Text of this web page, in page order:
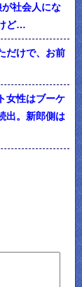
社会人にな
ど…
だけで、お前
女性はブーケ
出。新郎側は